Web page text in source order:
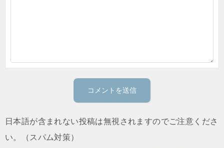
日本語が含まれない投稿は無視されますのでご注意くださ
い。（スパム対策）